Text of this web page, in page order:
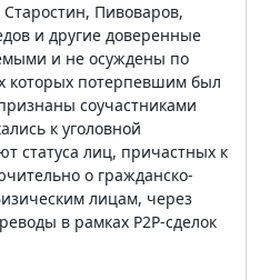
Пивоваров,
и другие доверенные
и не осуждены по
которых потерпевшим был
соучастниками
к уголовной
статуса лиц, причастных к
о гражданско-
лицам, через
в рамках P2P-сделок